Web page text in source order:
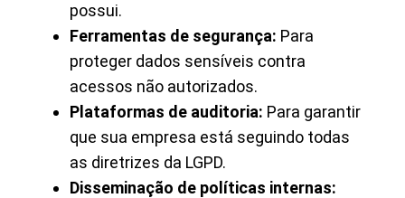
possui.
Ferramentas de segurança: Para
proteger dados sensíveis contra
acessos não autorizados.
Plataformas de auditoria: Para garantir
que sua empresa está seguindo todas
as diretrizes da LGPD.
Disseminação de políticas internas: